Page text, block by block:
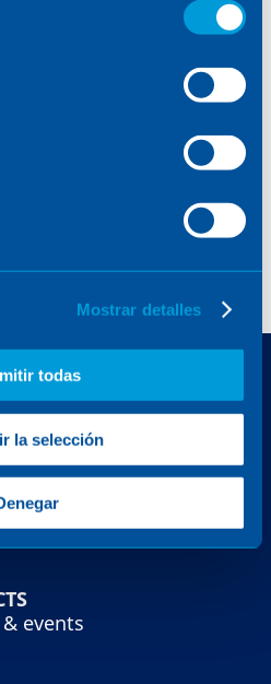
Mostrar detalles
todas
la selección
events